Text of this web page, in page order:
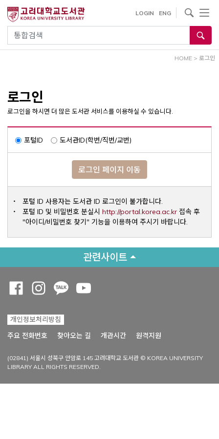
건
통합검색
LOGIN ENG
사이트내 검색
HOME > 로그인
로그인
로그인을 하시면 더 많은 도서관 서비스를 이용하실 수 있습니다.
포털ID 도서관ID(학번/직번/교번)
로그인 페이지 이동
포털 ID 사용자는 도서관 ID 로그인이 불가합니다.
포털 ID 및 비밀번호 분실시 http://portal.korea.ac.krOpens a
접속 후
"아이디/비밀번호 찾기" 기능을 이용하여 주시기 바랍니다.
관련사이트
개인정보처리방침
주요 전화번호
찾아오는 길 개관시간 원격지원
(02841) 서울시 성북구 안암로 145 고려대학교 도서관 © KOREA UNIVERSITY
LIBRARY ALL RIGHTS RESERVED.
Opens a new window
Opens a new window
Opens a new window